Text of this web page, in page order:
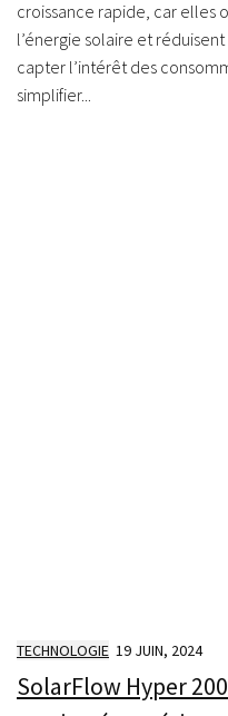
croissance rapide, car elles
l’énergie solaire et
capter l’intérêt des
simplifier...
TECHNOLOGIE 19 JUIN, 2024
SolarFlow Hyper